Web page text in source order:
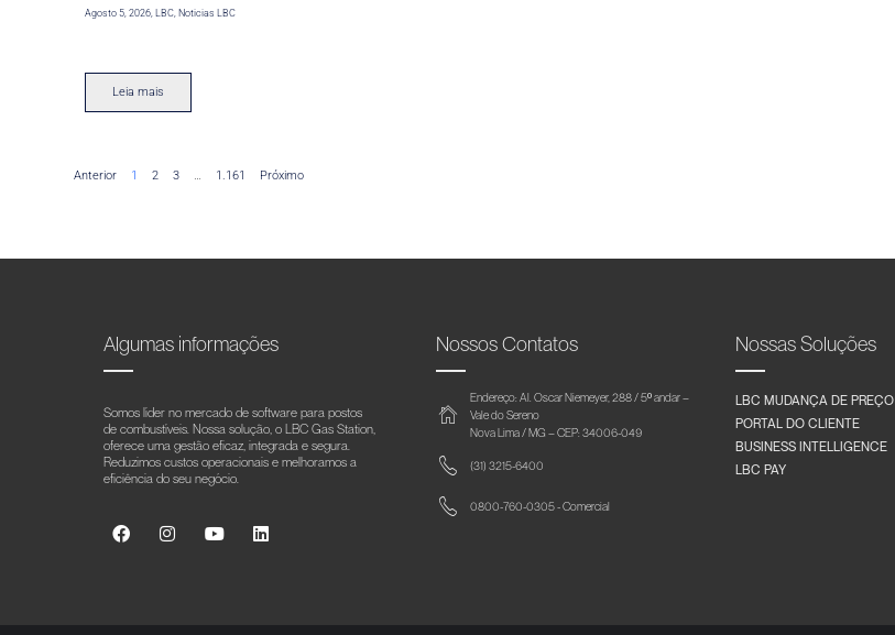
Agosto 5, 2026 ,LBC Noticias LBC
Leia mais
Anterior 1 2 3 … 1.161 Próximo
Algumas informações
Somos líder no mercado de software para postos
de combustíveis. Nossa solução, o LBC Gas Station,
oferece uma gestão eficaz, integrada e segura.
Reduzimos custos operacionais e melhoramos a
eficiência do seu negócio.
Nossos Contatos
Endereço: Al. Oscar Niemeyer, 288 / 5º andar –
Vale do Sereno
Nova Lima / MG – CEP: 34006-049
(31) 3215-6400
0800-760-0305 - Comercial
Nossas Soluções
LBC MUDANÇA DE PREÇO
PORTAL DO CLIENTE
BUSINESS INTELLIGENCE
LBC PAY